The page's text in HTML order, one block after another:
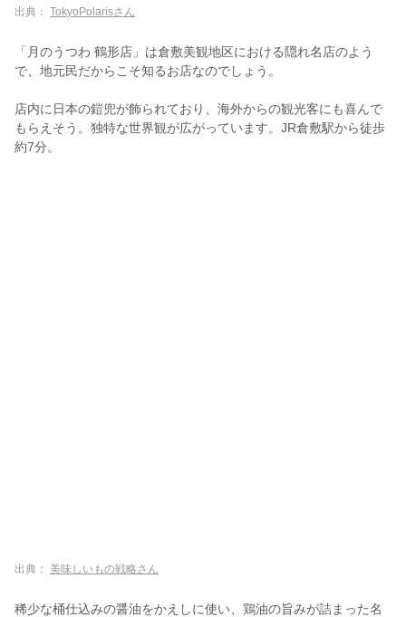
倉敷の地元民が通う【その他】人気ラーメン店！
莢
出典： TokyoPolarisさん
「月のうつわ 鶴形店」は倉敷美観地区における隠れ名店のよう
で、地元民だからこそ知るお店なのでしょう。
店内に日本の鎧兜が飾られており、海外からの観光客にも喜んで
もらえそう。独特な世界観が広がっています。JR倉敷駅から徒歩
約7分。
出典： 美味しいもの戦略さん
稀少な桶仕込みの醤油をかえしに使い、鶏油の旨みが詰まった名